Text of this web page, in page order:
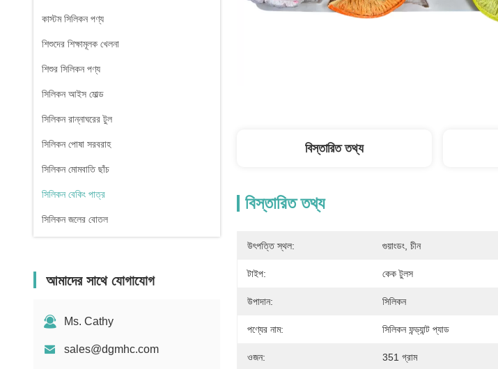
কাস্টম সিলিকন পণ্য
শিশুদের শিক্ষামূলক খেলনা
শিশুর সিলিকন পণ্য
সিলিকন আইস মোল্ড
সিলিকন রান্নাঘরের টুল
সিলিকন পোষা সরবরাহ
সিলিকন মোমবাতি ছাঁচ
সিলিকন বেকিং পাত্র
সিলিকন জলের বোতল
আমাদের সাথে যোগাযোগ
Ms. Cathy
sales@dgmhc.com
বিস্তারিত তথ্য
বিস্তারিত তথ্য
উৎপত্তি স্থল: গুয়াংডং, চীন
টাইপ: কেক টুলস
উপাদান: সিলিকন
পণ্যের নাম: সিলিকন ফন্ড্যান্ট প্যাড
ওজন: 351 গ্রাম